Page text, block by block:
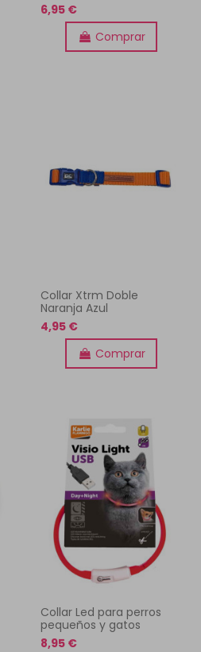
6,95 €
Comprar
Collar Xtrm Doble
Naranja Azul
4,95 €
Comprar
Collar Led para perros
pequeños y gatos
8,95 €